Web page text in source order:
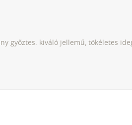
győztes. kiváló jellemű, tökéletes